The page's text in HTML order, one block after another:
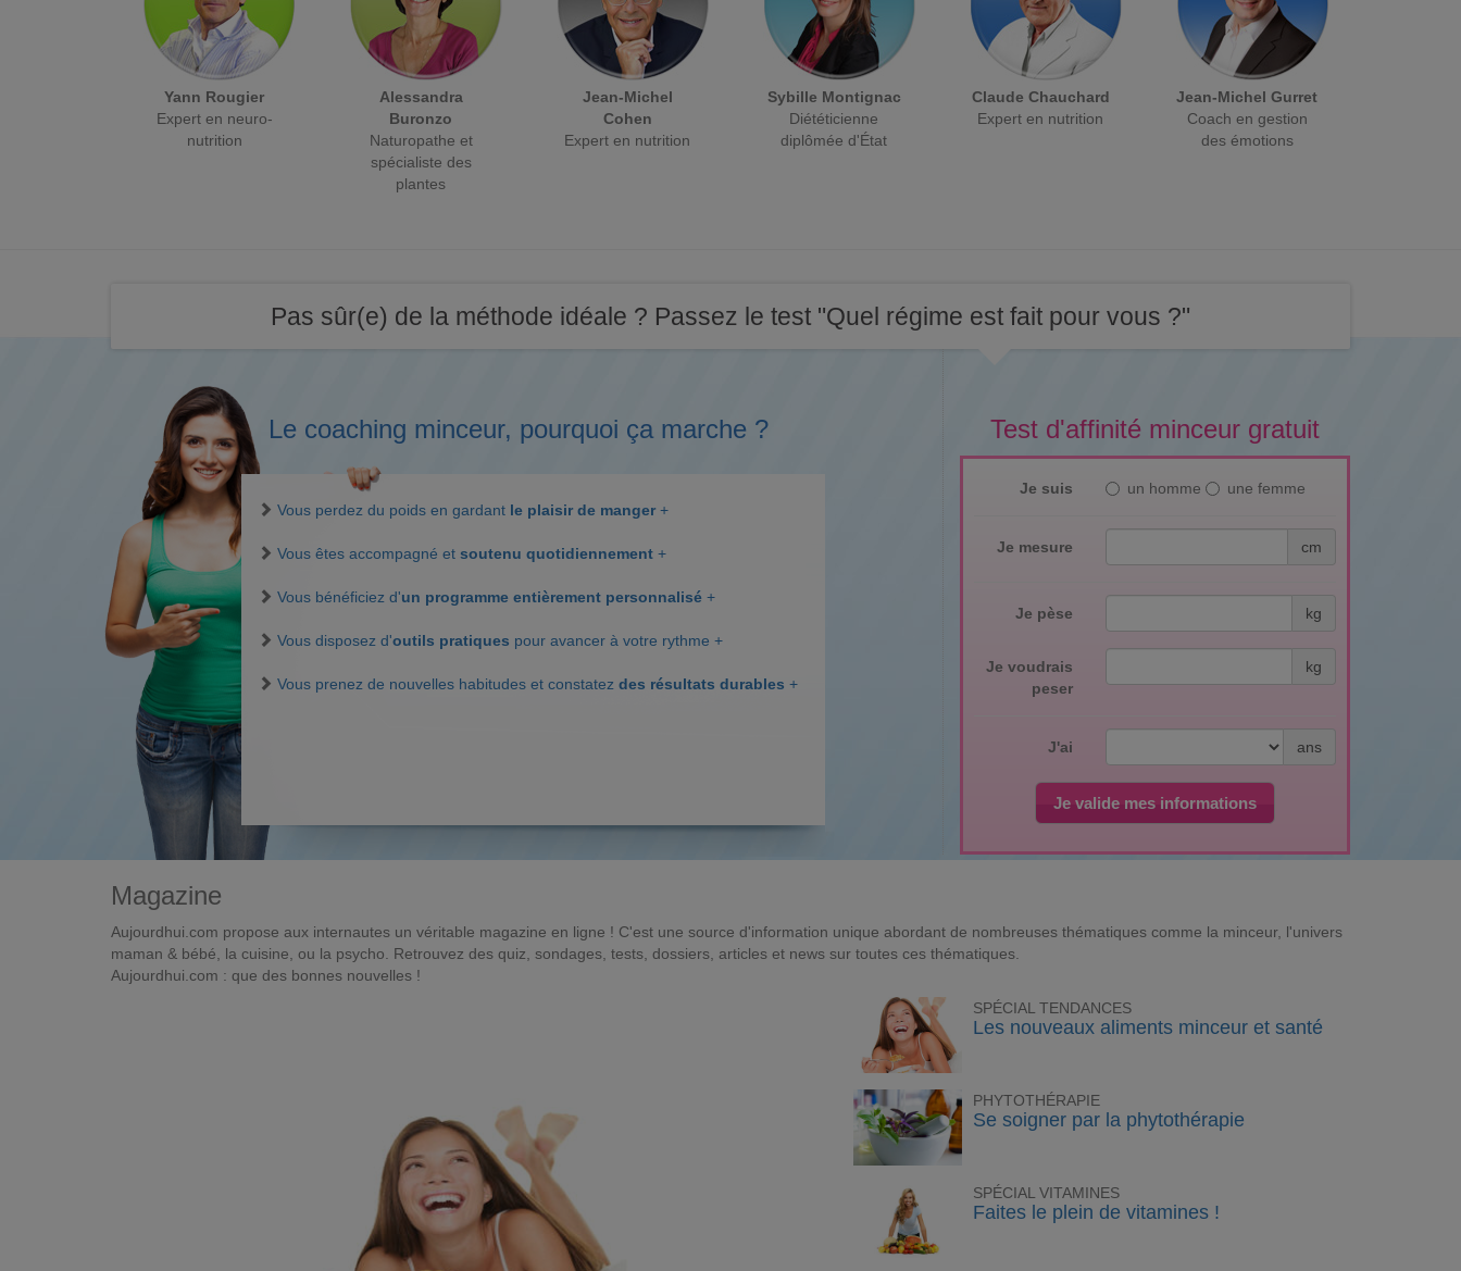
Yann Rougier
Expert en neuro-
nutrition
Alessandra
Buronzo
Naturopathe et
spécialiste des
plantes
Jean-Michel
Cohen
Expert en nutrition
Sybille Montignac
Diététicienne
diplômée d'État
Claude Chauchard
Expert en nutrition
Jean-Michel Gurret
Coach en gestion
des émotions
Pas sûr(e) de la méthode idéale ? Passez le test "Quel régime est fait pour vous ?"
Test d'affinité minceur gratuit
Je suis un homme une femme
Je mesure cm
Je pèse kg
Je voudrais
peser
kg
J'ai ans
Je valide mes informations
Le coaching minceur, pourquoi ça marche ?
Vous perdez du poids en gardant le plaisir de manger +
Vous êtes accompagné et soutenu quotidiennement +
Vous bénéficiez d'un programme entièrement personnalisé +
Vous disposez d'outils pratiques pour avancer à votre rythme +
Vous prenez de nouvelles habitudes et constatez des résultats durables +
Magazine
Aujourdhui.com propose aux internautes un véritable magazine en ligne ! C'est une source d'information unique abordant de nombreuses thématiques comme la minceur, l'univers
maman & bébé, la cuisine, ou la psycho. Retrouvez des quiz, sondages, tests, dossiers, articles et news sur toutes ces thématiques.
Aujourdhui.com : que des bonnes nouvelles !
SPÉCIAL TENDANCES
Les nouveaux aliments minceur et santé
PHYTOTHÉRAPIE
Se soigner par la phytothérapie
SPÉCIAL VITAMINES
Faites le plein de vitamines !